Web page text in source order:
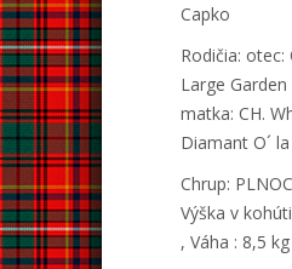
Capko
Rodičia: otec:
Large Garden
matka: CH.
Diamant O´
Chrup:
Výška v
, Váha : 8,5 kg